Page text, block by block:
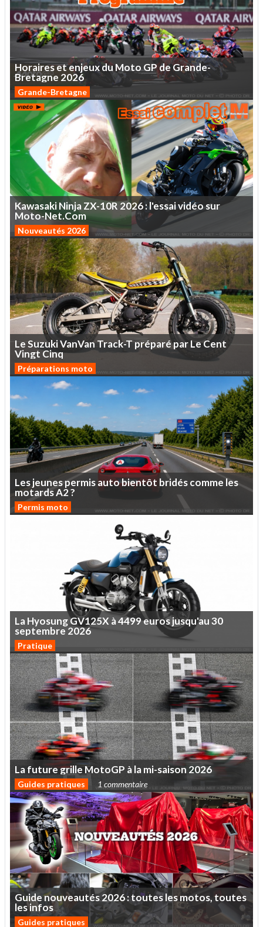
HorairesetenjeuxduMotoGPdeGrande-
Bretagne 2026
Grande-Bretagne
KawasakiNinjaZX-10R2026:l'essaividéosur
Moto-Net.Com
Nouveautés 2026
LeSuzukiVanVanTrack-TpréparéparLeCent
Vingt Cinq
Préparations moto
Lesjeunespermisautobientôt bridéscommeles
motardsA2?
Permis moto
LaHyosungGV125X à4499eurosjusqu'au30
septembre2026
Pratique
Lafuturegrille MotoGP àlami-saison 2026
Guides pratiques 1 commentaire
Guidenouveautés2026:touteslesmotos,toutes
lesinfos
Guides pratiques